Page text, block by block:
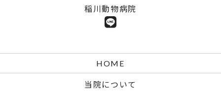
稲川動物病院
HOME
当院について